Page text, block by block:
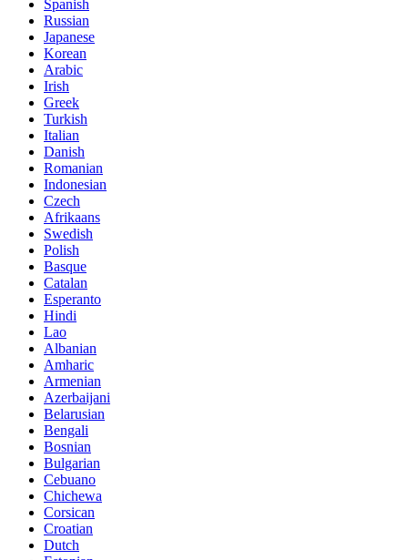
Spanish
Russian
Japanese
Korean
Arabic
Irish
Greek
Turkish
Italian
Danish
Romanian
Indonesian
Czech
Afrikaans
Swedish
Polish
Basque
Catalan
Esperanto
Hindi
Lao
Albanian
Amharic
Armenian
Azerbaijani
Belarusian
Bengali
Bosnian
Bulgarian
Cebuano
Chichewa
Corsican
Croatian
Dutch